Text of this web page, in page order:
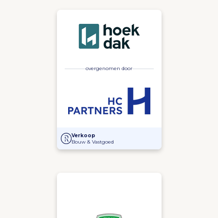
overgenomen door
Overname Hoekdak door HC Partners
Verkoop
Bouw & Vastgoed